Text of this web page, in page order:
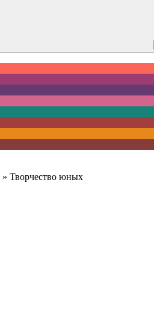
» Творчество юных